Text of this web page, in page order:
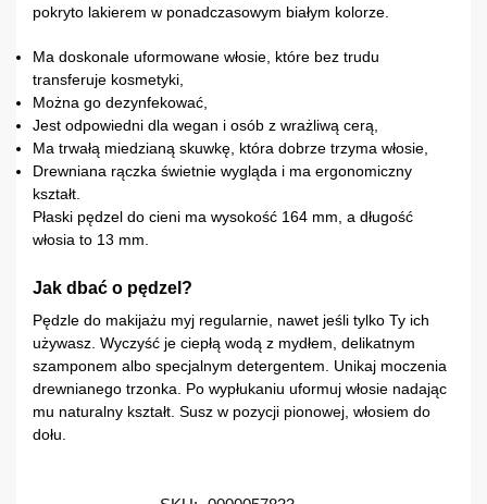
pokryto lakierem w ponadczasowym białym kolorze.
Ma doskonale uformowane włosie, które bez trudu
transferuje kosmetyki,
Można go dezynfekować,
Jest odpowiedni dla wegan i osób z wrażliwą cerą,
Ma trwałą miedzianą skuwkę, która dobrze trzyma włosie,
Drewniana rączka świetnie wygląda i ma ergonomiczny
kształt.
Płaski pędzel do cieni ma wysokość 164 mm, a długość
włosia to 13 mm.
Jak dbać o pędzel?
Pędzle do makijażu myj regularnie, nawet jeśli tylko Ty ich
używasz. Wyczyść je ciepłą wodą z mydłem, delikatnym
szamponem albo specjalnym detergentem. Unikaj moczenia
drewnianego trzonka. Po wypłukaniu uformuj włosie nadając
mu naturalny kształt. Susz w pozycji pionowej, włosiem do
dołu.